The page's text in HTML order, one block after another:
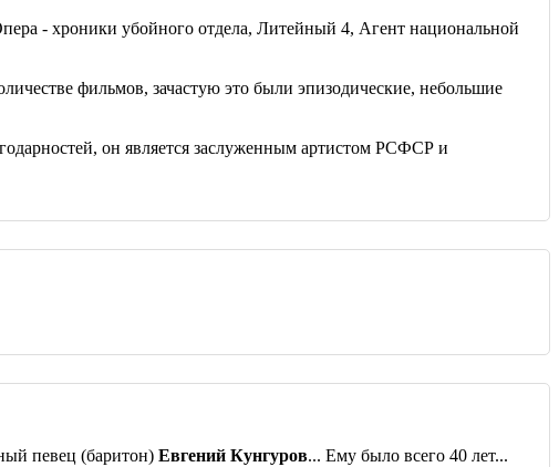
- хроники убойного отдела, Литейный 4, Агент национальной
фильмов, зачастую это были эпизодические, небольшие
он является заслуженным артистом РСФСР и
певец (баритон) Евгений Кунгуров... Ему было всего 40 лет...